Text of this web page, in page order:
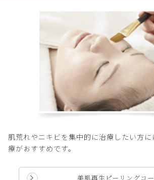
肌荒れやニキビを集中的に治療したい方
療がおすすめです。
美肌再生ピーリングコ